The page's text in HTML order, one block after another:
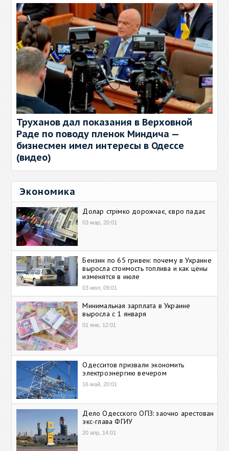
Труханов дал показания в Верховной
Раде по поводу пленок Миндича —
бизнесмен имел интересы в Одессе
(видео)
Экономика
Долар стрімко дорожчає, євро падає
03 мар, 20:01
Бензин по 65 гривен: почему в Украине
выросла стоимость топлива и как цены
изменятся в июле
03 июл, 09:01
Минимальная зарплата в Украине
выросла с 1 января
01 янв, 12:01
Одесситов призвали экономить
электроэнергию вечером
16 май, 20:01
Дело Одесского ОПЗ: заочно арестован
экс-глава ФГИУ
20 апр, 14:01